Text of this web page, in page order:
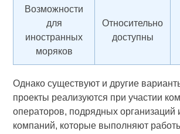
Возможности
для
иностранных
моряков
Относительно
доступны
Однако существуют и другие
проекты реализуются при участии
операторов, подрядных организаций
компаний, которые выполняют